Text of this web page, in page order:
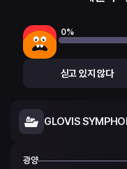
0%
싣고 있지 않다
GLOVIS
광양